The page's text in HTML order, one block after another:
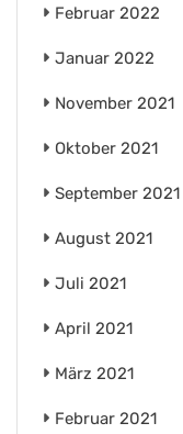
Februar 2022
Januar 2022
November 2021
Oktober 2021
September 2021
August 2021
Juli 2021
April 2021
März 2021
Februar 2021